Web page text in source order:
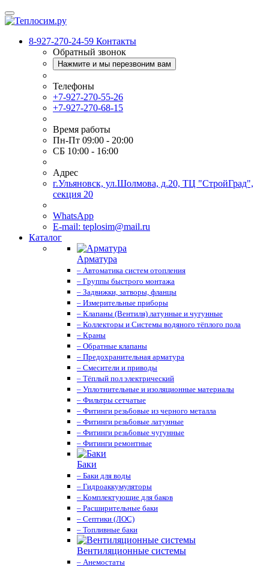
8-927-270-24-59 Контакты
Обратный звонок
Нажмите и мы перезвоним вам
Телефоны
+7-927-270-55-26
+7-927-270-68-15
Время работы
Пн-Пт 09:00 - 20:00
СБ 10:00 - 16:00
Адрес
г.Ульяновск, ул.Шолмова, д.20, ТЦ "СтройГрад",
секция 20
WhatsApp
E-mail: teplosim@mail.ru
Каталог
Арматура
– Автоматика систем отопления
– Группы быстрого монтажа
– Задвижки, затворы, фланцы
– Измерительные приборы
– Клапаны (Вентиля) латунные и чугунные
– Коллекторы и Системы водяного тёплого пола
– Краны
– Обратные клапаны
– Предохранительная арматура
– Смесители и приводы
– Тёплый пол электрический
– Уплотнительные и изоляционные материалы
– Фильтры сетчатые
– Фитинги резьбовые из черного металла
– Фитинги резьбовые латунные
– Фитинги резьбовые чугунные
– Фитинги ремонтные
Баки
– Баки для воды
– Гидроаккумуляторы
– Комплектующие для баков
– Расширительные баки
– Септики (ЛОС)
– Топливные баки
Вентиляционные системы
– Анемостаты